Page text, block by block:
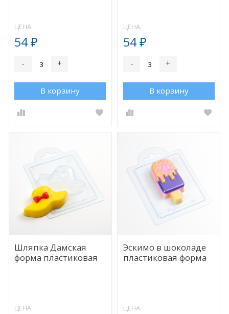
ЦЕНА:
54₽
- +
В корзину
ЦЕНА:
54 ₽
- +
В корзину
Шляпка Дамская
форма пластиковая
ЦЕНА:
Эскимо в шоколаде
пластиковая форма
ЦЕНА: